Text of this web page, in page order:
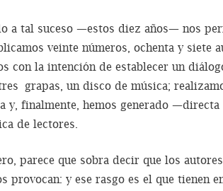
a tal suceso —estos diez años— nos
veinte números, ochenta y siete
con la intención de establecer un
grapas, un disco de música;
y, finalmente, hemos generado —directa
de lectores.
parece que sobra decir que los
provocan: y ese rasgo es el que tienen